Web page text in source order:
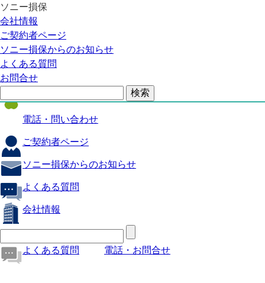
ソニー損保
会社情報
ご契約者ページ
ソニー損保からのお知らせ
よくある質問
お問合せ
自動車保険
医療保険
火災保険
海外旅行保険
電話・問い合わせ
ご契約者ページ
ソニー損保からのお知らせ
よくある質問
会社情報
よくある質問 電話・お問合せ